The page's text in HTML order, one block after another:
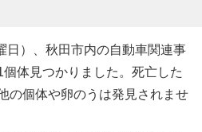
）、秋田市内の自動車関連事
体見つかりました。死亡した
の個体や卵のうは発見されませ